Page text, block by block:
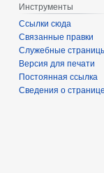
Инструменты
Ссылки сюда
Связанные правки
Служебные
Версия для печати
Постоянная ссылка
Сведения о странице